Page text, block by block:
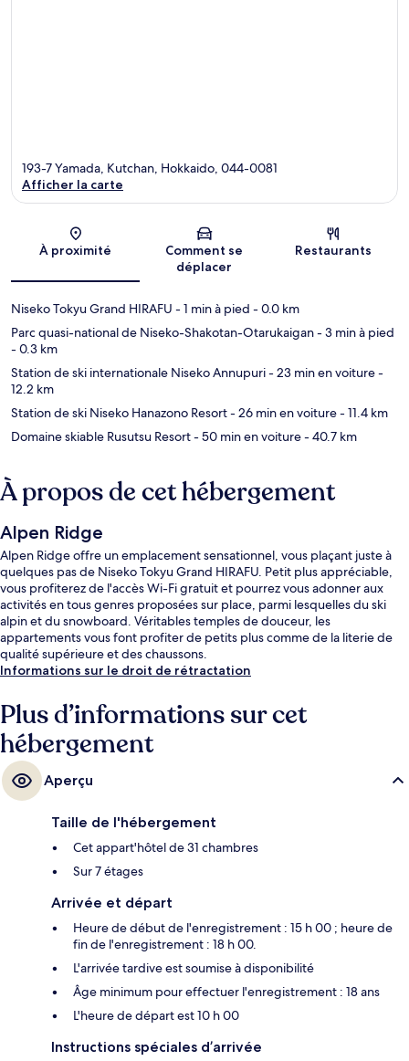
Carte
193-7 Yamada, Kutchan, Hokkaido, 044-0081
Afficher la carte
À proximité
Comment se
déplacer
Restaurants
Niseko Tokyu Grand HIRAFU - 1 min à pied - 0.0 km
Parc quasi-national de Niseko-Shakotan-Otarukaigan- 3 min à pied
- 0.3 km
Station de ski internationale Niseko Annupuri- 23 min en voiture-
12.2 km
Station de ski Niseko Hanazono Resort- 26 min en voiture- 11.4 km
Domaine skiable Rusutsu Resort- 50 min en voiture- 40.7 km
À propos de cet hébergement
Alpen Ridge
Alpen Ridge offre un emplacement sensationnel, vous plaçant juste à
quelques pas de Niseko Tokyu Grand HIRAFU. Petit plus appréciable,
vous profiterez de l'accès Wi-Fi gratuit et pourrez vous adonner aux
activités en tous genres proposées sur place, parmi lesquelles du ski
alpin et du snowboard. Véritables temples de douceur, les
appartements vous font profiter de petits plus comme de la literie de
qualité supérieure et des chaussons.
Informations sur le droit de rétractation
Plus d’informations sur cet
hébergement
Aperçu
Taille de l'hébergement
Cet appart'hôtel de 31 chambres
Sur 7 étages
Arrivée et départ
Heure de début de l'enregistrement : 15 h 00 ; heure de
fin de l'enregistrement : 18 h 00.
L'arrivée tardive est soumise à disponibilité
Âge minimum pour effectuer l'enregistrement : 18 ans
L'heure de départ est 10 h 00
Instructions spéciales d’arrivée